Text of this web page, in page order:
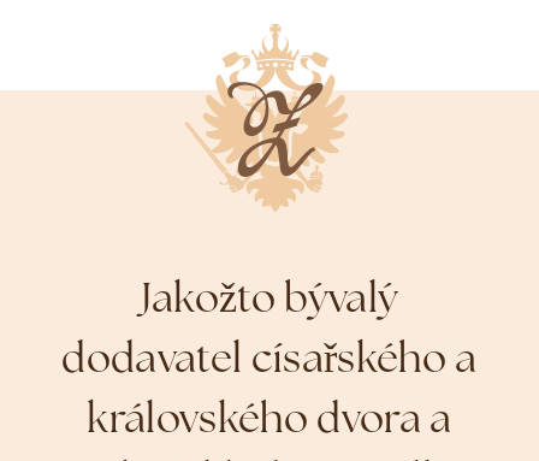
Jakožto bývalý
dodavatel císařského a
královského dvora a